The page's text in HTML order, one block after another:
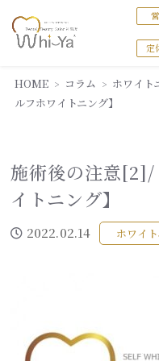
定
HOME コラム ホワイト
ルフホワイトニング】
施術後の注意[2]/
イトニング】
2022.02.14 ホワイ